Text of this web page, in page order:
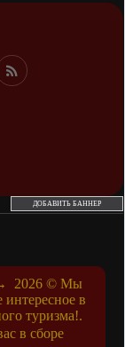
ДОБАВИТЬ БАННЕР
2026© Мы
интересное в
туризма!.
в сборе